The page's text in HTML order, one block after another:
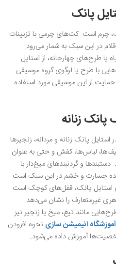
پانک
چرم است. کت‌های چرمی با تزیینات
در این سبک به شمار می‌رود.
یا طرح‌های چهارخانه، از استایل
با طرح یا لوگوی گروه موسیقی
از این موسیقی مورد استفاده
زنانه
پانک زنانه و مردانه، زنجیرها
لباس‌ها، کفش و حتی به عنوان
و گردنبندهای میخ‌دار با
جسارت و خشم در این سبک است.
استایل پانک، قفل‌های کوچک است
غیرمتعارف را نشان می‌دهد.
مانند تیغ، میخ یا زنجیر نیز
آموزشگاه انیمیشن‌ سازی نحوه افزودن
آموزش داده می‌شود.